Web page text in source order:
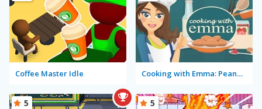
Coffee Master Idle Cooking with Emma: Peanut Butter Cookies
5 5